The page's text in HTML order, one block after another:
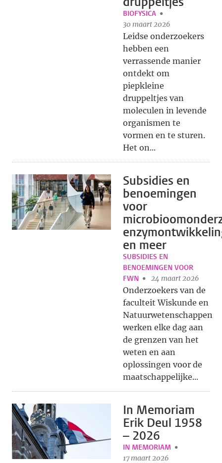
BIOFYSICA
30 maart 2026
Leidse onderzoekers
hebben een
verrassende manier
ontdekt om
piepkleine
druppeltjes van
moleculen in levende
organismen te
vormen en te sturen.
Het on...
Subsidies en
benoemingen
voor
en meer
SUBSIDIES EN
BENOEMINGEN VOOR
FWN
24 maart 2026
Onderzoekers van de
faculteit Wiskunde en
Natuurwetenschappen
werken elke dag aan
de grenzen van het
weten en aan
oplossingen voor de
maatschappelijke...
In Memoriam
Erik Deul 1958
– 2026
IN MEMORIAM
17 maart 2026